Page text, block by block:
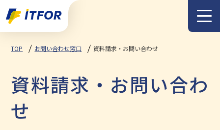
メニュー
TOP お問い合わせ窓口 資料請求・お問い合わせ
資料請求・お問い合わ
せ